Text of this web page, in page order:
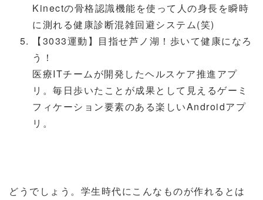
Kinectの骨格認識機能を使って人の身長を瞬時
に測れる健康診断混雑回避システム(笑)
【3033運動】目指せ芦ノ湖！歩いて健康になろ
う！
医療ITチームが開発したヘルスケア推進アプ
リ。毎日歩いたことが成果として見えるゲーミ
フィケーション要素のある楽しいAndroidアプ
リ。
どうでしょう。学生時代にこんなものが作れるとは